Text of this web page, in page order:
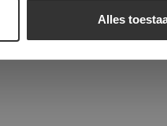
Alles